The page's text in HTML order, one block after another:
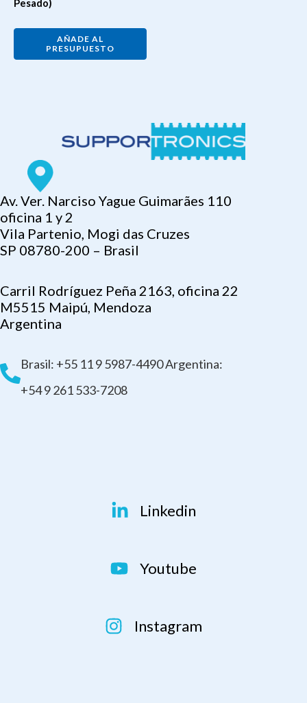
Pesado)
AÑADE AL
PRESUPUESTO
Av. Ver. Narciso Yague Guimarães 110
oficina 1 y 2
Vila Partenio, Mogi das Cruzes
SP 08780-200 – Brasil
Carril Rodríguez Peña 2163, oficina 22
M5515 Maipú, Mendoza
Argentina
Brasil: +55 11 9 5987-4490 Argentina:
+54 9 261 533-7208
Linkedin
Youtube
Instagram